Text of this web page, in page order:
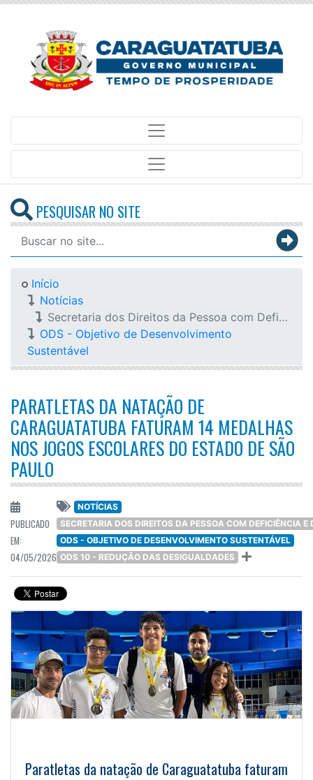
PESQUISAR NO SITE
Início
Notícias
Secretaria dos Direitos da Pessoa com Deficiência e do Idoso
ODS - Objetivo de Desenvolvimento
Sustentável
PARATLETAS DA NATAÇÃO DE
CARAGUATATUBA FATURAM 14 MEDALHAS
NOS JOGOS ESCOLARES DO ESTADO DE SÃO
PAULO
PUBLICADO
EM:
04/05/2026
NOTÍCIAS
SECRETARIA DOS DIREITOS DA PESSOA COM DEFICIÊNCIA E
ODS - OBJETIVO DE DESENVOLVIMENTO SUSTENTÁVEL
ODS 10 - REDUÇÃO DAS DESIGUALDADES
Paratletas da natação de Caraguatatuba faturam